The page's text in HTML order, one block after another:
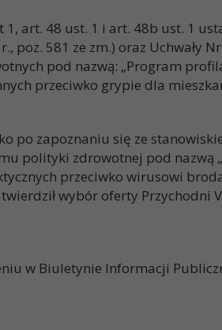
art. 48 ust. 1 i art. 48b ust. 1
poz. 581 ze zm.) oraz
pod nazwą: „Program
przeciwko grypie dla
po zapoznaniu się ze
polityki zdrowotnej pod nazwą
przeciwko wirusowi
wybór oferty Przychodni
w Biuletynie Informacji